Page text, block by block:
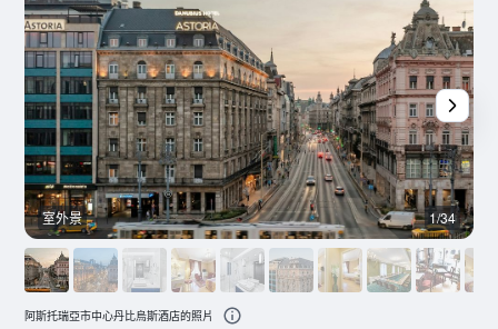
室外景 1/34
阿斯托瑞亞市中心丹比烏斯酒店的照片